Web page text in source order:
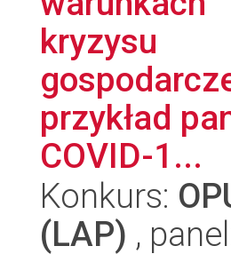
kryzysu
przykład
COVID-1...
Konkurs:
(LAP) ,